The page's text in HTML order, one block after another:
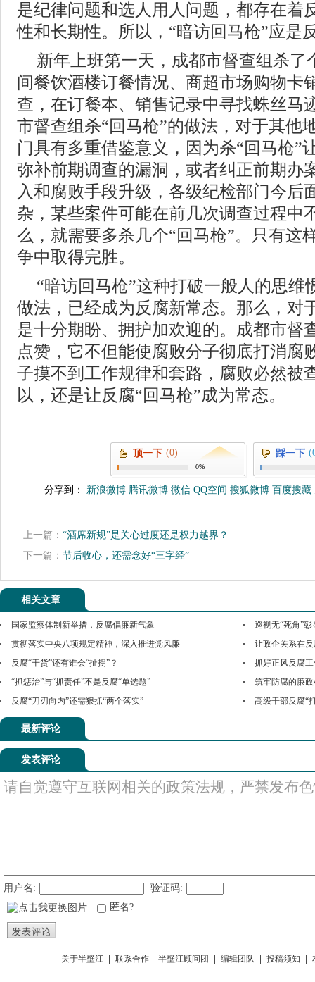
是纪律问题和选人用人问题，都存在着
性和长期性。所以，“暗访回马枪”应是
新年上班第一天，成都市督查组杀了
间餐饮酒楼订餐情况、商超市场购物卡
查，在订餐本、销售记录中寻找蛛丝马
市督查组杀“回马枪”的做法，对于其他
门具有多重借鉴意义，因为杀“回马枪”
弥补前期调查的漏洞，或者纠正前期办
入和腐败手段升级，各级纪检部门今后
杂，某些案件可能在前几次调查过程中
么，就需要多杀几个“回马枪”。只有这
争中取得完胜。
“暗访回马枪”这种打破一般人的思维
做法，已经成为反腐新常态。那么，对
是十分期盼、拥护加欢迎的。成都市督
点赞，它不但能使腐败分子彻底打消腐
子摸不到工作规律和套路，腐败必然被
以，还是让反腐“回马枪”成为常态。
顶一下 (0)
0%
踩一下
分享到： 新浪微博 腾讯微博 微信 QQ空间 搜狐微博 百度搜藏
上一篇： “酒席新规”是关心过度还是权力越界？
下一篇： 节后收心，还需念好“三字经”
相关文章
国家监察体制新举措，反腐倡廉新气象
巡视无“死角”
贯彻落实中央八项规定精神，深入推进党风廉
让政企关系在
反腐“干货”还有谁会“扯拐”？
抓好正风反腐工
“抓惩治”与“抓责任”不是反腐“单选题”
筑牢防腐的廉
反腐“刀刃向内”还需狠抓“两个落实”
高级干部反腐“
最新评论
发表评论
请自觉遵守互联网相关的政策法规，严禁发布
用户名:
验证码:
匿名?
发表评论
关于半壁江 联系合作 半壁江顾问团 编辑团队 投稿须知